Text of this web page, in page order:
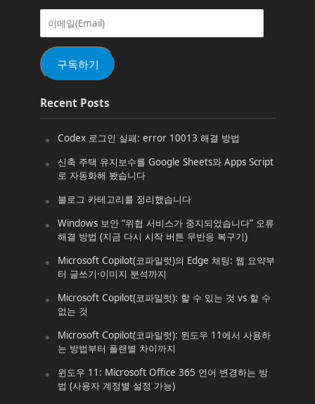
이
일
(Email)
구독하기
Recent Posts
Codex 로그인 실패: error 10013 해결 방법
신축 주택 유지보수를 Google Sheets와 Apps Script
로 자동화해 봤습니다
블로그 카테고리를 정리했습니다
Windows 보안 “위협 서비스가 중지되었습니다” 오류
해결 방법 (지금 다시 시작 버튼 무반응 복구기)
Microsoft Copilot(코파일럿)의 Edge 채팅: 웹 요약부
터 글쓰기·이미지 분석까지
Microsoft Copilot(코파일럿): 할 수 있는 것 vs 할 수
없는 것
Microsoft Copilot(코파일럿): 윈도우 11에서 사용하
는 방법부터 플랜별 차이까지
윈도우 11: Microsoft Office 365 언어 변경하는 방
법 (사용자 계정별 설정 가능)